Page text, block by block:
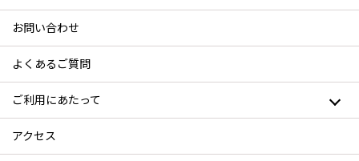
お問い合わせ
よくあるご質問
ご利用にあたって
アクセス